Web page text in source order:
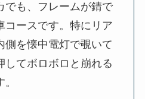
でも、フレームが錆で
コースです。特にリア
側を懐中電灯で覗いて
してボロボロと崩れる